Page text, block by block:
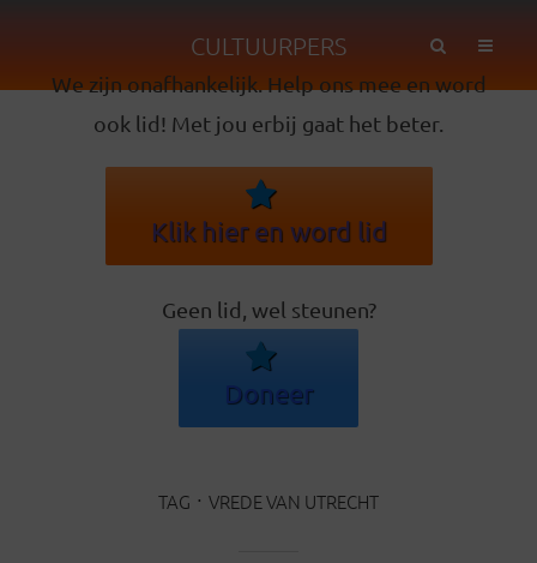
CULTUURPERS
We zijn onafhankelijk. Help ons mee en word
ook lid! Met jou erbij gaat het beter.
Klik hier en word lid
Geen lid, wel steunen?
Doneer
TAG VREDE VAN UTRECHT